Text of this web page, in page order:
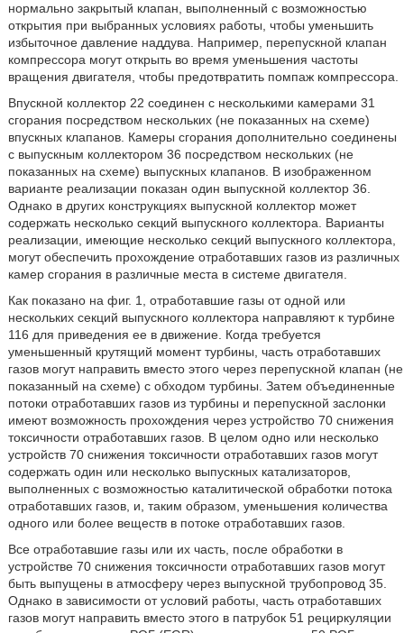
нормально закрытый клапан, выполненный с возможностью
открытия при выбранных условиях работы, чтобы уменьшить
избыточное давление наддува. Например, перепускной клапан
компрессора могут открыть во время уменьшения частоты
вращения двигателя, чтобы предотвратить помпаж компрессора.
Впускной коллектор 22 соединен с несколькими камерами 31
сгорания посредством нескольких (не показанных на схеме)
впускных клапанов. Камеры сгорания дополнительно соединены
с выпускным коллектором 36 посредством нескольких (не
показанных на схеме) выпускных клапанов. В изображенном
варианте реализации показан один выпускной коллектор 36.
Однако в других конструкциях выпускной коллектор может
содержать несколько секций выпускного коллектора. Варианты
реализации, имеющие несколько секций выпускного коллектора,
могут обеспечить прохождение отработавших газов из различных
камер сгорания в различные места в системе двигателя.
Как показано на фиг. 1, отработавшие газы от одной или
нескольких секций выпускного коллектора направляют к турбине
116 для приведения ее в движение. Когда требуется
уменьшенный крутящий момент турбины, часть отработавших
газов могут направить вместо этого через перепускной клапан (не
показанный на схеме) с обходом турбины. Затем объединенные
потоки отработавших газов из турбины и перепускной заслонки
имеют возможность прохождения через устройство 70 снижения
токсичности отработавших газов. В целом одно или несколько
устройств 70 снижения токсичности отработавших газов могут
содержать один или несколько выпускных катализаторов,
выполненных с возможностью каталитической обработки потока
отработавших газов, и, таким образом, уменьшения количества
одного или более веществ в потоке отработавших газов.
Все отработавшие газы или их часть, после обработки в
устройстве 70 снижения токсичности отработавших газов могут
быть выпущены в атмосферу через выпускной трубопровод 35.
Однако в зависимости от условий работы, часть отработавших
газов могут направить вместо этого в патрубок 51 рециркуляции